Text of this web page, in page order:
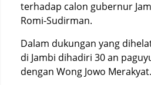
terhadap calon gubernur
Romi-Sudirman.
Dalam dukungan yang
di Jambi dihadiri 30 an
dengan Wong Jowo Merakyat.